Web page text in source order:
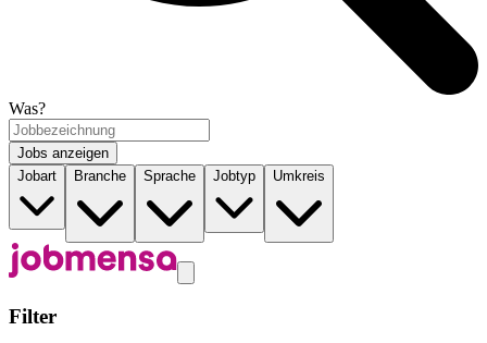
Was?
Jobs anzeigen
Jobart
Branche Sprache Jobtyp Umkreis
Filter